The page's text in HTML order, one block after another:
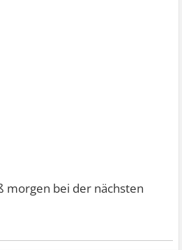
morgen bei der nächsten